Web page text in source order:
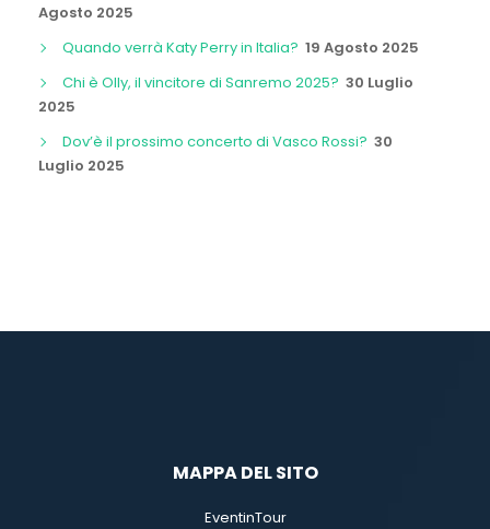
Agosto 2025
Quando verrà Katy Perry in Italia? 19 Agosto 2025
Chi è Olly, il vincitore di Sanremo 2025? 30 Luglio
2025
Dov’è il prossimo concerto di Vasco Rossi? 30
Luglio 2025
MAPPA DEL SITO
EventinTour